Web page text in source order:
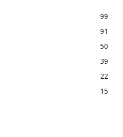
99
91
50
39
22
15